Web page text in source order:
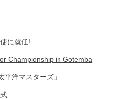
に就任!
Championship in Gotemba
平洋マスターズ」